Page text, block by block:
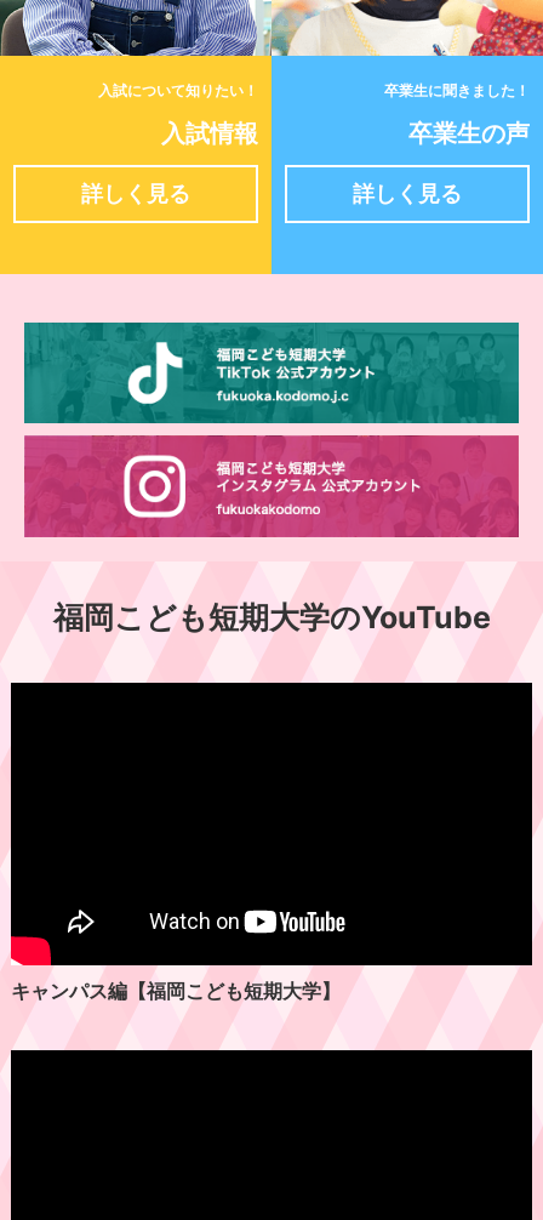
催しました！
福岡こども短期大学 第52回入学式
福岡こども短期大学 第50回学位記授与式
学校見学会～豊国学園高校・折尾愛真高校
来週は学位記授与式です
幼児安全法講習会の開催について
林芳正総務大臣が都築育英学園視察のためご来
令和7年度 クラスマッチ開催
こどもフェスティバル2025開催！ご来場ありが
とうございました♪
入試について知りたい！
入試情報
詳しく見る
卒業生に聞きました！
卒業生の声
詳しく見る
福岡こども短期大学のYouTube
キャンパス編【福岡こども短期大学】